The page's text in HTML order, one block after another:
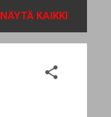
NÄYTÄ KAIKKI